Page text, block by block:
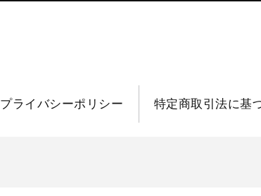
プライバシーポリシー 特定商取引法に基